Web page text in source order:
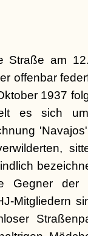
Straße am
offenbar
1937
es sich
Gegner
Mitgliedern